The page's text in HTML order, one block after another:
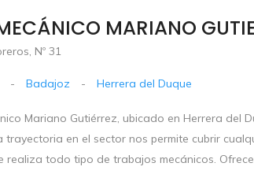
MARIANO
Nº 31
- Badajoz - Herrera del Duque
Mariano Gutiérrez, ubicado en Herrera del
trayectoria en el sector nos permite cubrir
realiza todo tipo de trabajos mecánicos.